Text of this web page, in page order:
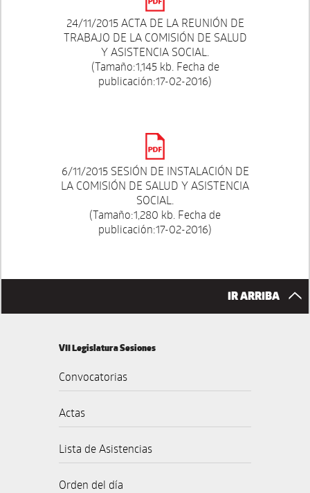
24/11/2015 ACTA DE LA REUNIÓN DE
TRABAJO DE LA COMISIÓN DE SALUD
Y ASISTENCIA SOCIAL.
(Tamaño:1,145 kb. Fecha de
publicación:17-02-2016)
6/11/2015 SESIÓN DE INSTALACIÓN DE
LA COMISIÓN DE SALUD Y ASISTENCIA
SOCIAL.
(Tamaño:1,280 kb. Fecha de
publicación:17-02-2016)
IR ARRIBA
VII Legislatura Sesiones
Convocatorias
Actas
Lista de Asistencias
Orden del día